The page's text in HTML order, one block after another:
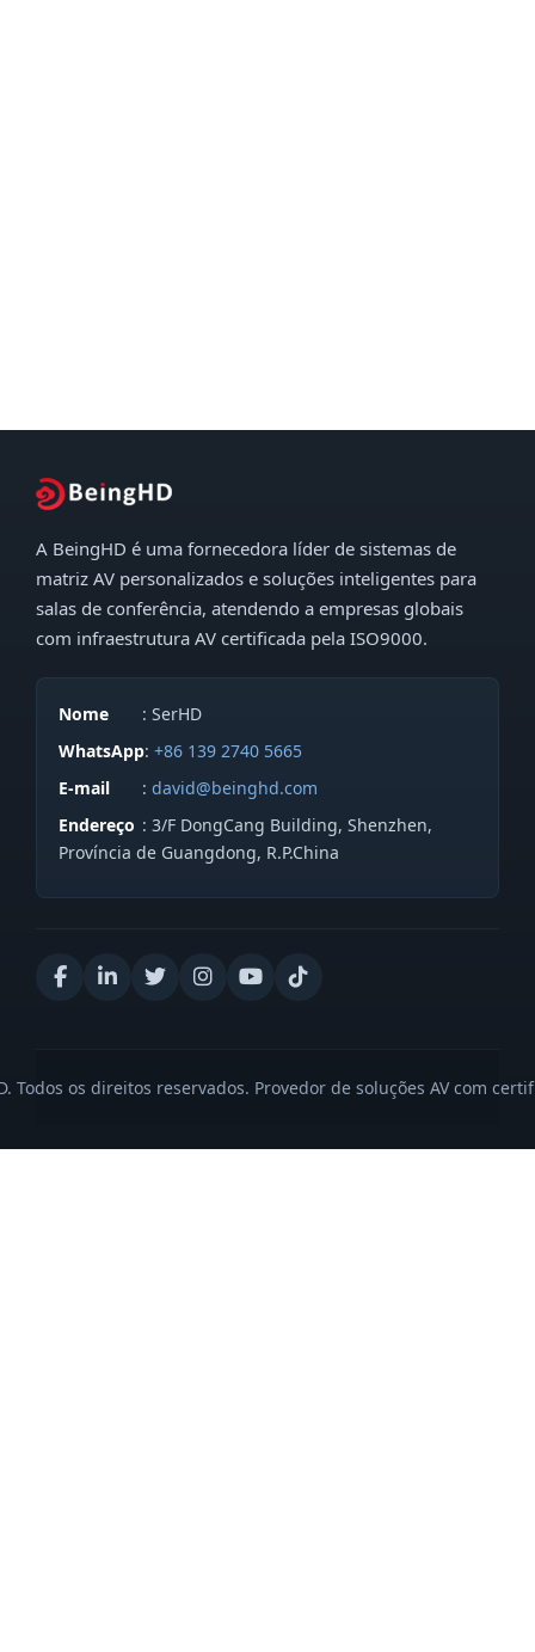
A BeingHD é uma fornecedora líder de sistemas de
matriz AV personalizados e soluções inteligentes para
salas de conferência, atendendo a empresas globais
com infraestrutura AV certificada pela ISO9000.
Nome
: SerHD
WhatsApp:+86 139 2740 5665
E-mail
:david@beinghd.com
Endereço : 3/F DongCang Building, Shenzhen,
Província de Guangdong, R.P.China
Todos os direitos reservados. Provedor de soluções AV com